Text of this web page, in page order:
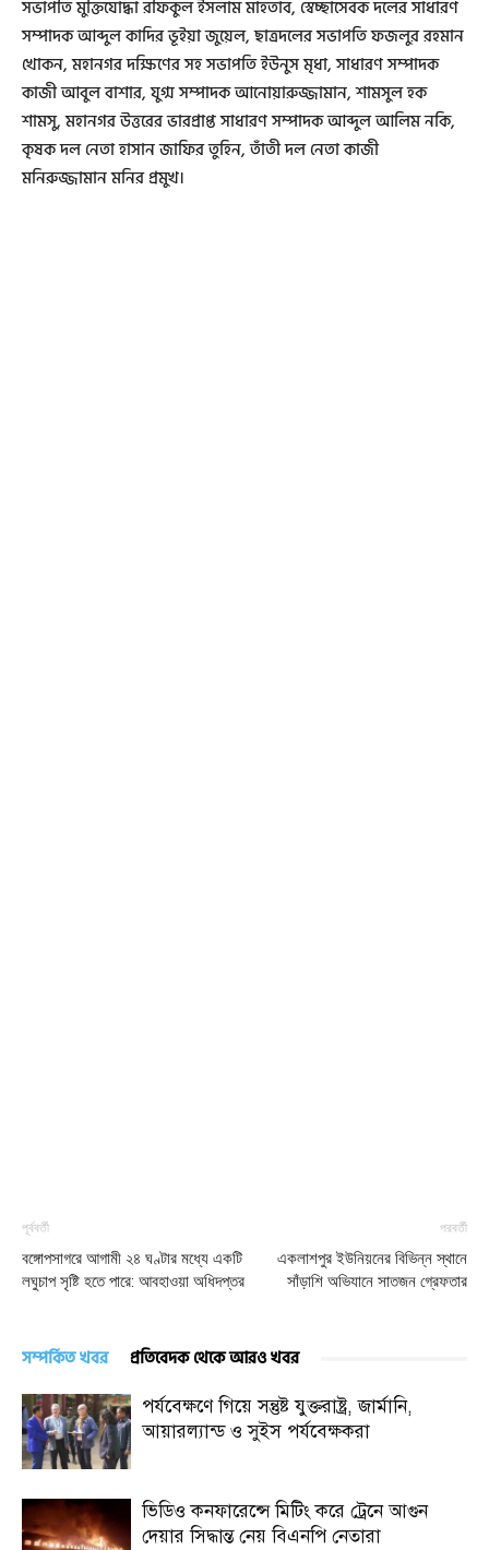
সভাপতি মুক্তিযোদ্ধা রফিকুল ইসলাম মাহতাব, স্বেচ্ছাসেবক দলের সাধারণ
সম্পাদক আব্দুল কাদির ভূইয়া জুয়েল, ছাত্রদলের সভাপতি ফজলুর রহমান
খোকন, মহানগর দক্ষিণের সহ সভাপতি ইউনুস মৃধা, সাধারণ সম্পাদক
কাজী আবুল বাশার, যুগ্ম সম্পাদক আনোয়ারুজ্জামান, শামসুল হক
শামসু, মহানগর উত্তরের ভারপ্রাপ্ত সাধারণ সম্পাদক আব্দুল আলিম নকি,
কৃষক দল নেতা হাসান জাফির তুহিন, তাঁতী দল নেতা কাজী
মনিরুজ্জামান মনির প্রমুখ।
পূর্ববর্তী
বঙ্গোপসাগরে আগামী ২৪ ঘণ্টার মধ্যে একটি
লঘুচাপ সৃষ্টি হতে পারে: আবহাওয়া অধিদপ্তর
পরবর্তী
একলাশপুর ইউনিয়নের বিভিন্ন স্থানে
সাঁড়াশি অভিযানে সাতজন গ্রেফতার
সম্পর্কিত খবর প্রতিবেদক থেকে আরও খবর
পর্যবেক্ষণে গিয়ে সন্তুষ্ট যুক্তরাষ্ট্র, জার্মানি,
আয়ারল্যান্ড ও সুইস পর্যবেক্ষকরা
ভিডিও কনফারেন্সে মিটিং করে ট্রেনে আগুন
দেয়ার সিদ্ধান্ত নেয় বিএনপি নেতারা